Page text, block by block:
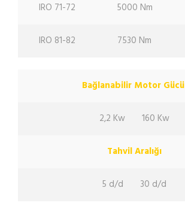
IRO 71-72 5000 Nm
IRO 81-82 7530 Nm
Bağlanabilir Motor Gücü
2,2 Kw 160 Kw
Tahvil Aralığı
5 d/d 30 d/d